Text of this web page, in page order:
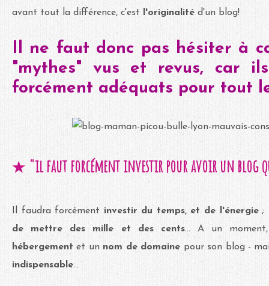
avant tout la différence, c'est l'originalité d'un blog!
Il ne faut donc pas hésiter à
"mythes" vus et revus, car
forcément adéquats pour tout
★ "il faut forcément investir pour avoir un blog
Il faudra forcément investir du temps, et de l'énergie;
de mettre des mille et des cents... A un
hébergement et unnom de domaine pour son blog -
indispensable...